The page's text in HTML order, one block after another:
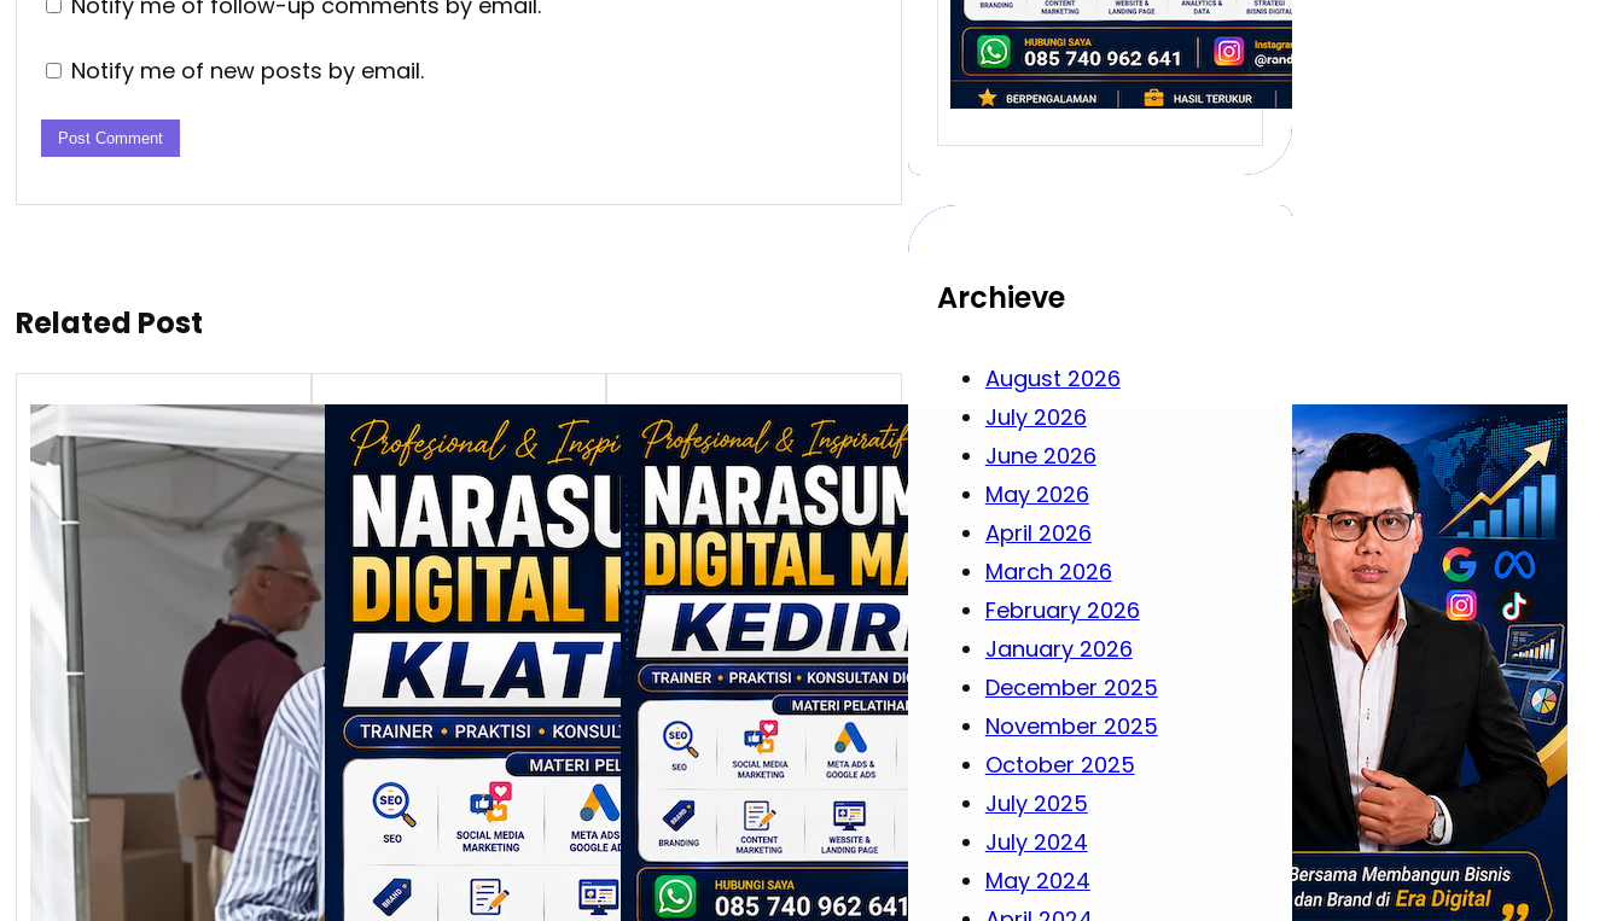
Notify me of new posts by email.
Related Post
melahirkan banyak ide,
…
Archieve
August 2026
July 2026
June 2026
May 2026
April 2026
March 2026
February 2026
January 2026
December 2025
November 2025
October 2025
July 2025
July 2024
May 2024